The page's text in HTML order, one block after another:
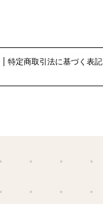
特定商取引法に基づく表記